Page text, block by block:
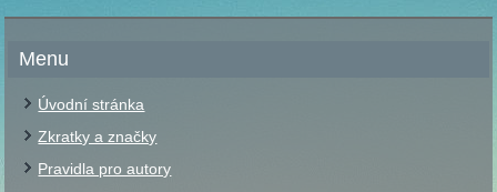
Menu
Úvodní stránka
Zkratky a značky
Pravidla pro autory